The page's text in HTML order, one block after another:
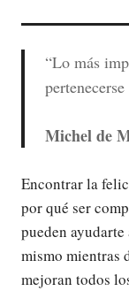
“Lo más
Michel de
Encontrar la
por qué ser
pueden
mismo mientras
mejoran todos